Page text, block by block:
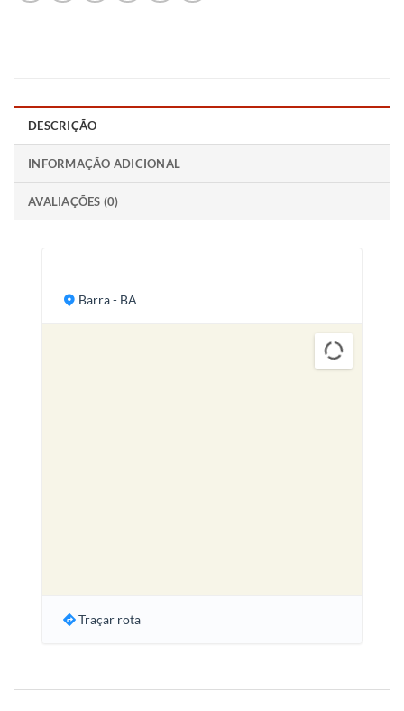
DESCRIÇÃO
INFORMAÇÃO ADICIONAL
AVALIAÇÕES (0)
Barra - BA
Traçar rota